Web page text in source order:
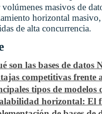
volúmenes masivos de
horizontal
de alta concurrencia.
son las bases de
competitivas
tipos de modelos
horizontal: El